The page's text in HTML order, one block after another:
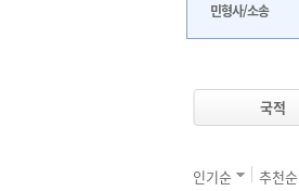
민형사/소송
국적
인기순 추천순